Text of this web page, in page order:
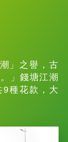
」之譽，古
」錢塘江潮
種花款，大